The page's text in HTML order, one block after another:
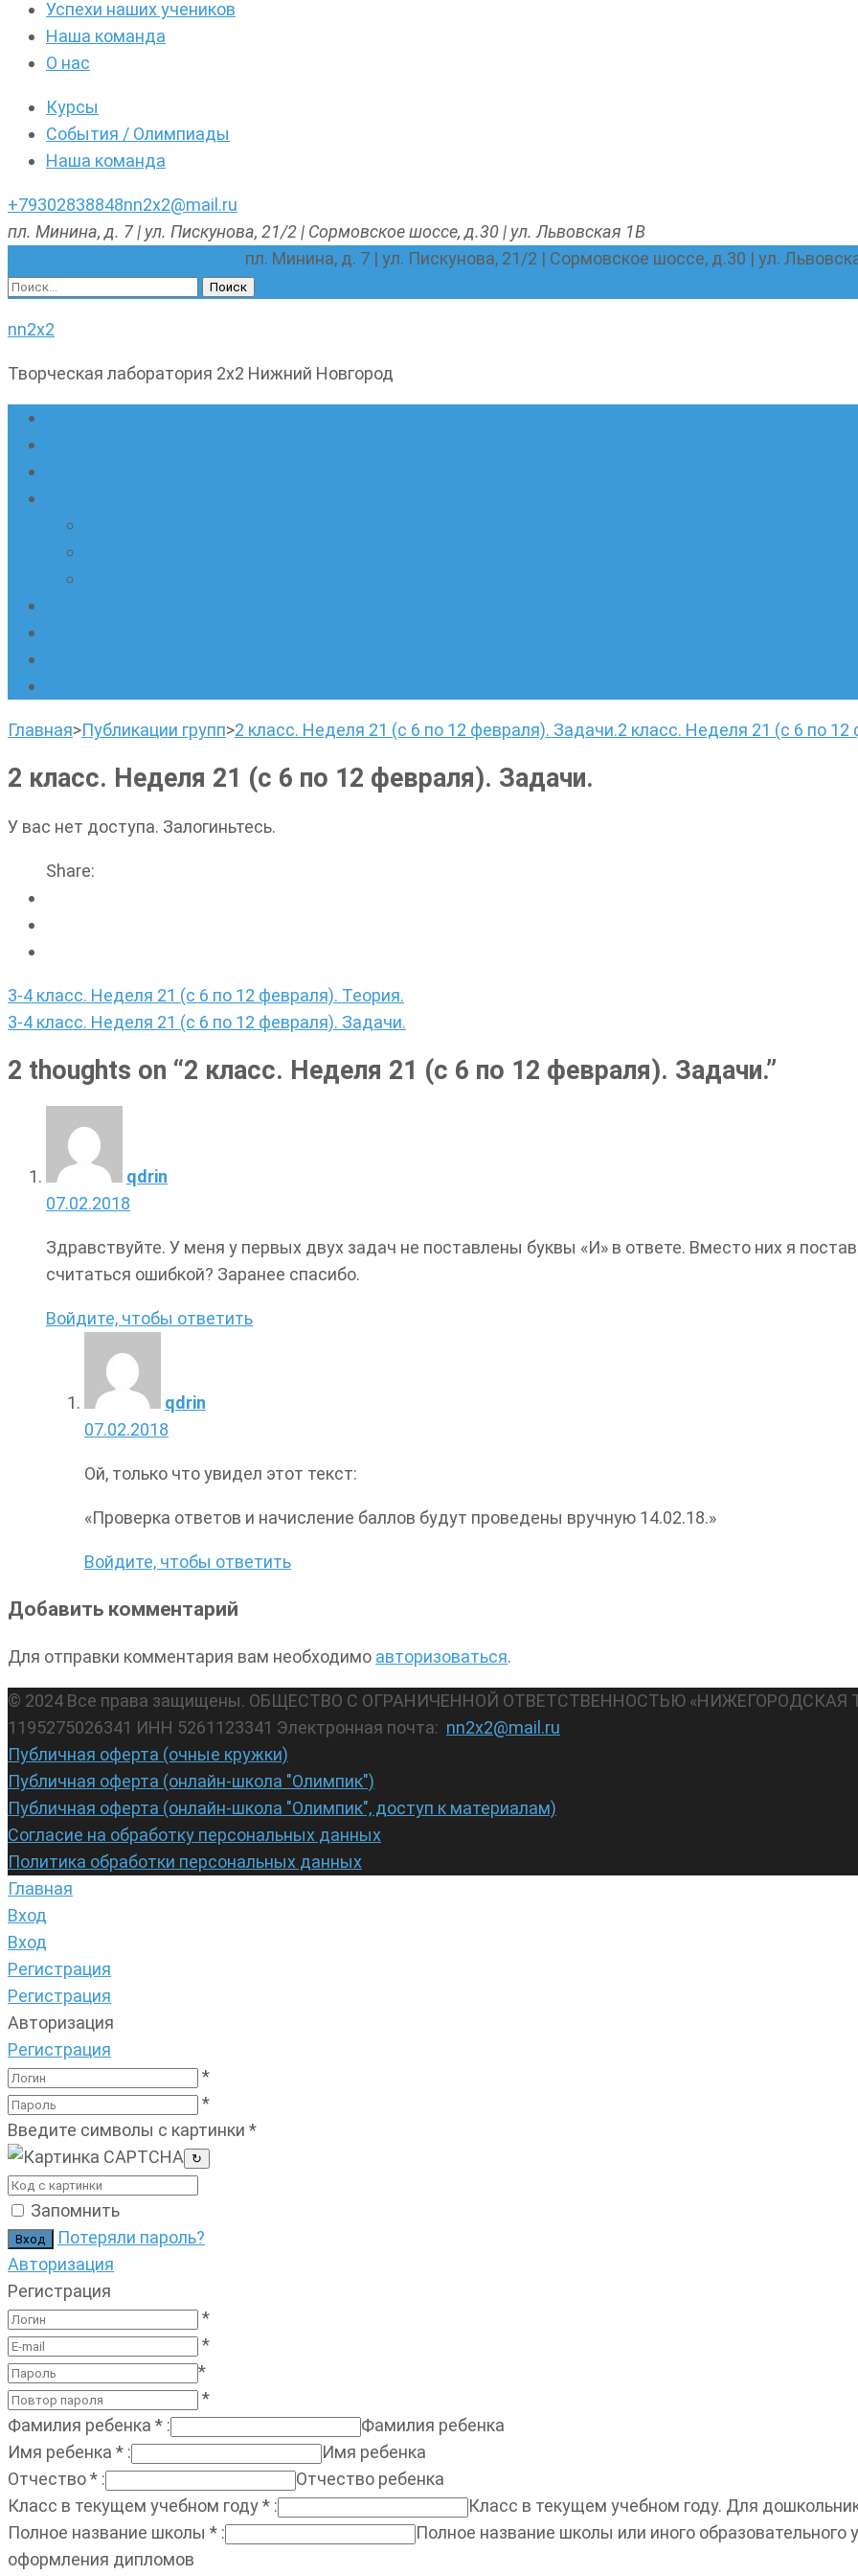
Успехи наших учеников
Наша команда
О нас
Курсы
События / Олимпиады
Наша команда
+79302838848nn2x2@mail.ru
пл. Минина, д. 7 | ул. Пискунова, 21/2 | Сормовское шоссе, д.30 | ул. Львовская 1В
пл. Минина, д. 7 | ул. Пискунова, 21/2 | Сормовское шоссе, д.30 | ул.
Найти:
nn2x2
Творческая лаборатория 2х2 Нижний Новгород
Главная>Публикации групп>2 класс. Неделя 21 (с 6 по 12 февраля). Задачи.2 класс. Неделя 21 (с 6 по
2 класс. Неделя 21 (с 6 по 12 февраля). Задачи.
У вас нет доступа. Залогиньтесь.
Share:
Навигация
по
3-4 класс. Неделя 21 (с 6 по 12 февраля). Теория.
3-4 класс. Неделя 21 (с 6 по 12 февраля). Задачи.
2 thoughts on “2 класс. Неделя 21 (с 6 по 12 февраля). Задачи.”
qdrin
07.02.2018
Здравствуйте. У меня у первых двух задач не поставлены буквы «И» в ответе. Вместо них я
считаться ошибкой? Заранее спасибо.
Войдите, чтобы ответить
qdrin
07.02.2018
Ой, только что увидел этот текст:
«Проверка ответов и начисление баллов будут проведены вручную 14.02.18.»
Войдите, чтобы ответить
Добавить комментарий
Для отправки комментария вам необходимо авторизоваться.
© 2024 Все права защищены. ОБЩЕСТВО С ОГРАНИЧЕННОЙ ОТВЕТСТВЕННОСТЬЮ «НИЖЕГОРОДСКАЯ
1195275026341 ИНН 5261123341 Электронная почта: nn2x2@mail.ru
Публичная оферта (очные кружки)
Публичная оферта (онлайн-школа "Олимпик")
Публичная оферта (онлайн-школа "Олимпик", доступ к материалам)
Согласие на обработку персональных данных
Политика обработки персональных данных
Главная
Вход
Вход
Регистрация
Регистрация
Авторизация
Регистрация
*
*
Введите символы с картинки *
↻
Запомнить
Потеряли пароль?
Авторизация
Регистрация
*
*
*
*
Фамилия ребенка * :
Фамилия ребенка
Имя ребенка * :
Имя ребенка
Отчество* :
Отчество ребенка
Класс в текущем учебном году* :
Класс в текущем учебном году. Для
Полное название школы * :
Полное название школы или иного
оформления дипломов